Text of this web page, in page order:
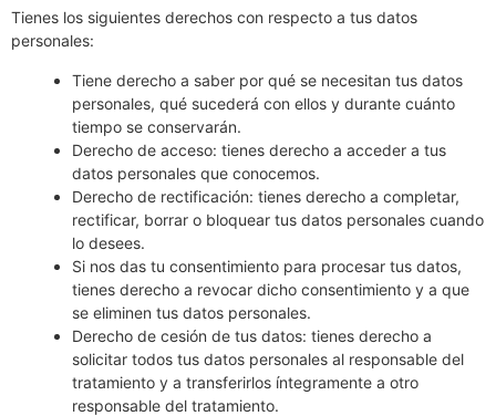
Tienes los siguientes derechos con respecto a tus datos
personales:
Tiene derecho a saber por qué se necesitan tus datos
personales, qué sucederá con ellos y durante cuánto
tiempo se conservarán.
Derecho de acceso: tienes derecho a acceder a tus
datos personales que conocemos.
Derecho de rectificación: tienes derecho a completar,
rectificar, borrar o bloquear tus datos personales cuando
lo desees.
Si nos das tu consentimiento para procesar tus datos,
tienes derecho a revocar dicho consentimiento y a que
se eliminen tus datos personales.
Derecho de cesión de tus datos: tienes derecho a
solicitar todos tus datos personales al responsable del
tratamiento y a transferirlos íntegramente a otro
responsable del tratamiento.